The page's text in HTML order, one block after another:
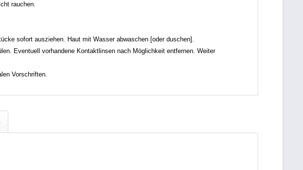
rauchen.
sofort ausziehen. Haut mit Wasser abwaschen [oder duschen].
Eventuell vorhandene Kontaktlinsen nach Möglichkeit entfernen. Weiter
Vorschriften.